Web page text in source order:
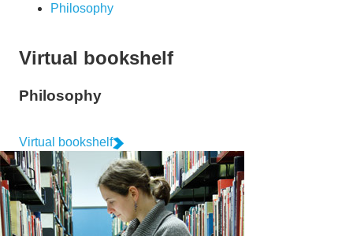
Philosophy
Virtual bookshelf
Philosophy
Virtual bookshelf